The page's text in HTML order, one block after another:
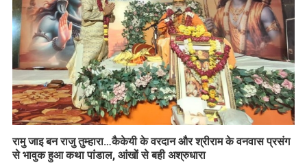
रामु जाइ बन राजु तुम्हारा…कैकेयी के वरदान और श्रीराम के वनवास प्रसंग
से भावुक हुआ कथा पांडाल, आंखों से बही अश्रुधारा